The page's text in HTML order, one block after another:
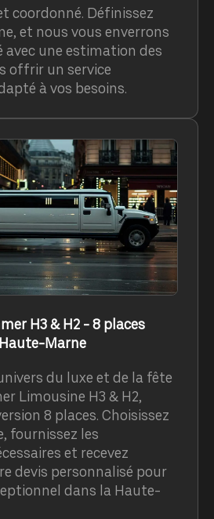
coordonné. Définissez
et nous vous enverrons
avec une estimation des
offrir un service
à vos besoins.
H3 & H2 - 8 places
Marne
du luxe et de la fête
Limousine H3 & H2,
8 places. Choisissez
fournissez les
et recevez
devis personnalisé pour
dans la Haute-